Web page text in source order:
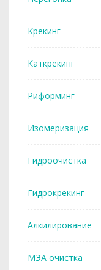
Крекинг
Каткрекинг
Риформинг
Изомеризация
Гидроочистка
Гидрокрекинг
Алкилирование
МЭА очистка